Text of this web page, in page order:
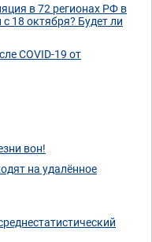
в 72 регионах РФ в
18 октября? Будет ли
COVID-19 от
вон!
на удалённое